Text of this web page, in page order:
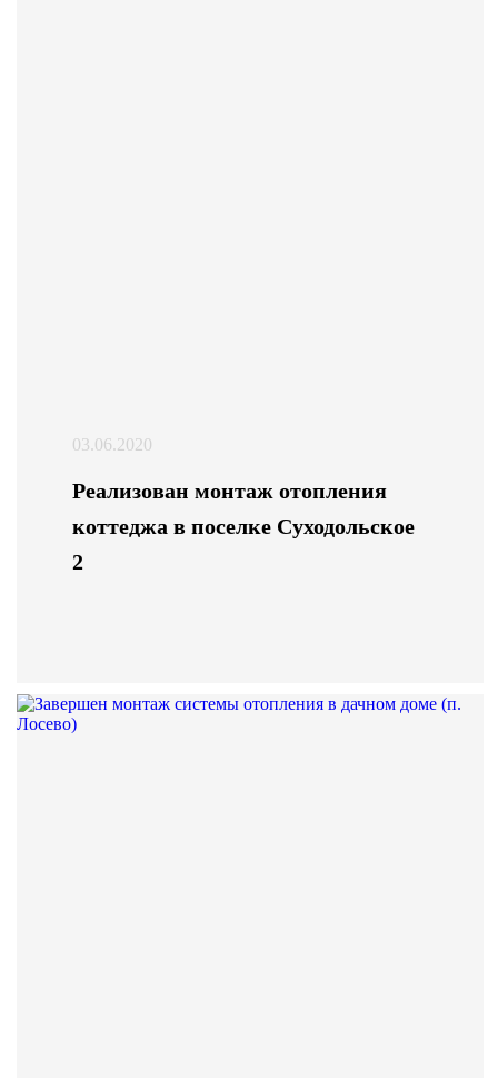
03.06.2020
Реализован монтаж отопления
коттеджа в поселке Суходольское
2